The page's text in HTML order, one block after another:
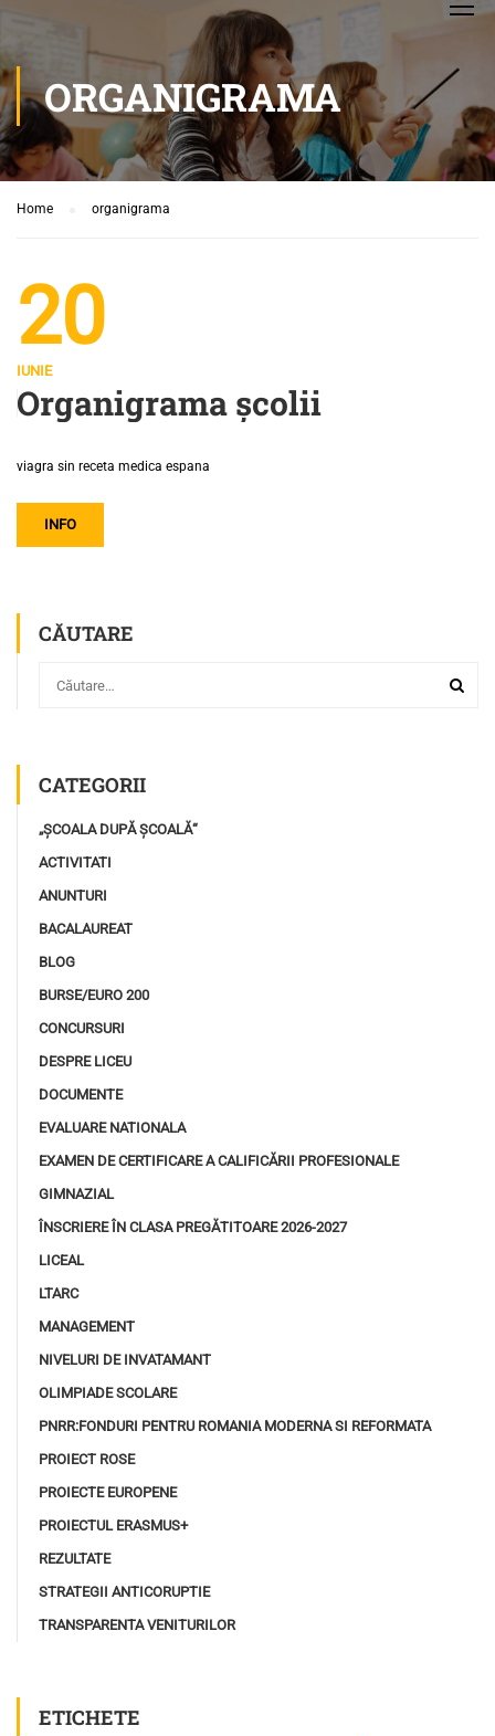
ORGANIGRAMA
Home organigrama
20
IUNIE
Organigrama şcolii
viagra sin receta medica espana
INFO
CĂUTARE
CATEGORII
„ȘCOALA DUPĂ ȘCOALĂ“
ACTIVITATI
ANUNTURI
BACALAUREAT
BLOG
BURSE/EURO 200
CONCURSURI
DESPRE LICEU
DOCUMENTE
EVALUARE NATIONALA
EXAMEN DE CERTIFICARE A CALIFICĂRII PROFESIONALE
GIMNAZIAL
ÎNSCRIERE ÎN CLASA PREGĂTITOARE 2026-2027
LICEAL
LTARC
MANAGEMENT
NIVELURI DE INVATAMANT
OLIMPIADE SCOLARE
PNRR:FONDURI PENTRU ROMANIA MODERNA SI REFORMATA
PROIECT ROSE
PROIECTE EUROPENE
PROIECTUL ERASMUS+
REZULTATE
STRATEGII ANTICORUPTIE
TRANSPARENTA VENITURILOR
ETICHETE